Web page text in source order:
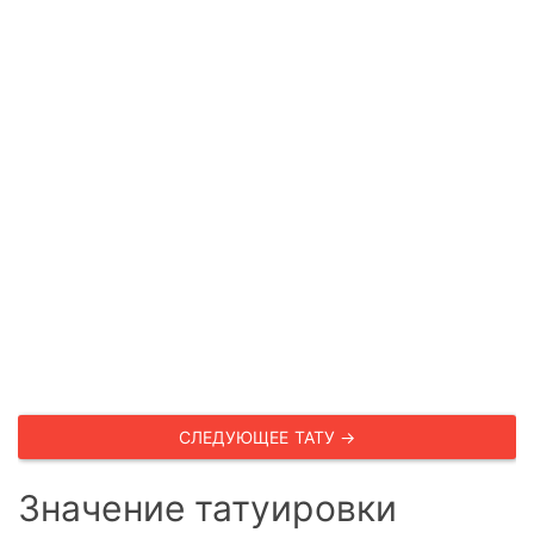
СЛЕДУЮЩЕЕ ТАТУ →
Значение татуировки